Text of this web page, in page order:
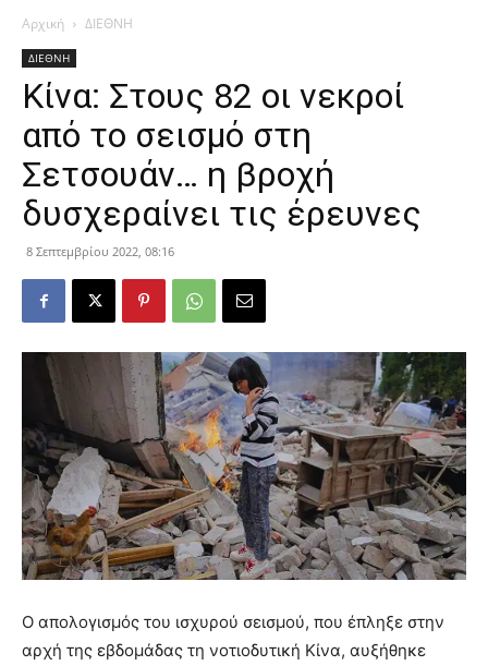
Αρχική ΔΙΕΘΝΗ
ΔΙΕΘΝΗ
Κίνα: Στους 82 οι νεκροί
από το σεισμό στη
Σετσουάν… η βροχή
δυσχεραίνει τις έρευνες
8 Σεπτεμβρίου 2022, 08:16
Ο απολογισμός του ισχυρού σεισμού, που έπληξε στην
αρχή της εβδομάδας τη νοτιοδυτική Κίνα, αυξήθηκε